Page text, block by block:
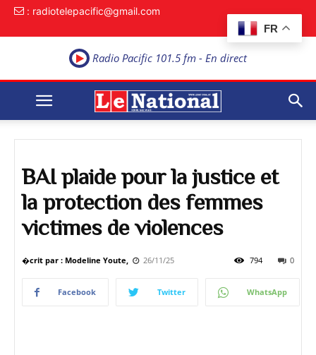
FR
: radiotelepacific@gmail.com
Radio Pacific 101.5 fm - En direct
BAI plaide pour la justice et
la protection des femmes
victimes de violences
�crit par : Modeline Youte, 26/11/25 0
794
Facebook Twitter WhatsApp